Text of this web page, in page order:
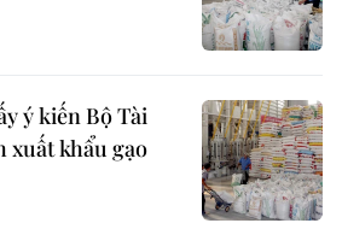
ý kiến Bộ Tài
xuất khẩu gạo